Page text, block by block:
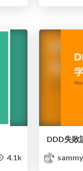
4.1k
DDD失敗